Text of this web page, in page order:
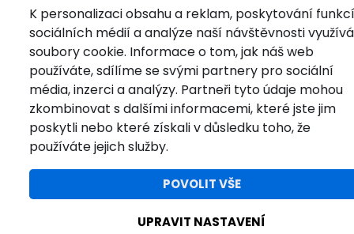
K personalizaci obsahu a reklam, poskytování funkcí
sociálních médií a analýze naší návštěvnosti
soubory cookie. Informace o tom, jak náš web
používáte, sdílíme se svými partnery pro sociální
média, inzerci a analýzy. Partneři tyto údaje mohou
zkombinovat s dalšími informacemi, které jste jim
poskytli nebo které získali v důsledku toho, že
používáte jejich služby.
POVOLIT VŠE
UPRAVIT NASTAVENÍ